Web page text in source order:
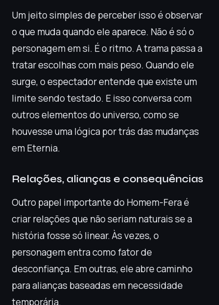
Um jeito simples de perceber isso é observar
o que muda quando ele aparece. Não é só o
personagem em si. É o ritmo. A trama passa a
tratar escolhas com mais peso. Quando ele
surge, o espectador entende que existe um
limite sendo testado. E isso conversa com
outros elementos do universo, como se
houvesse uma lógica por trás das mudanças
em Eternia.
Relações, alianças e consequências
Outro papel importante do Homem-Fera é
criar relações que não seriam naturais se a
história fosse só linear. Às vezes, o
personagem entra como fator de
desconfiança. Em outras, ele abre caminho
para alianças baseadas em necessidade
temporária.